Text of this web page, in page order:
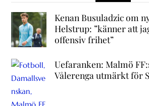
Kenan Busuladzic om
Helstrup: ”känner att
offensiv frihet”
Uefaranken: Malmö
Vålerenga utmärkt för